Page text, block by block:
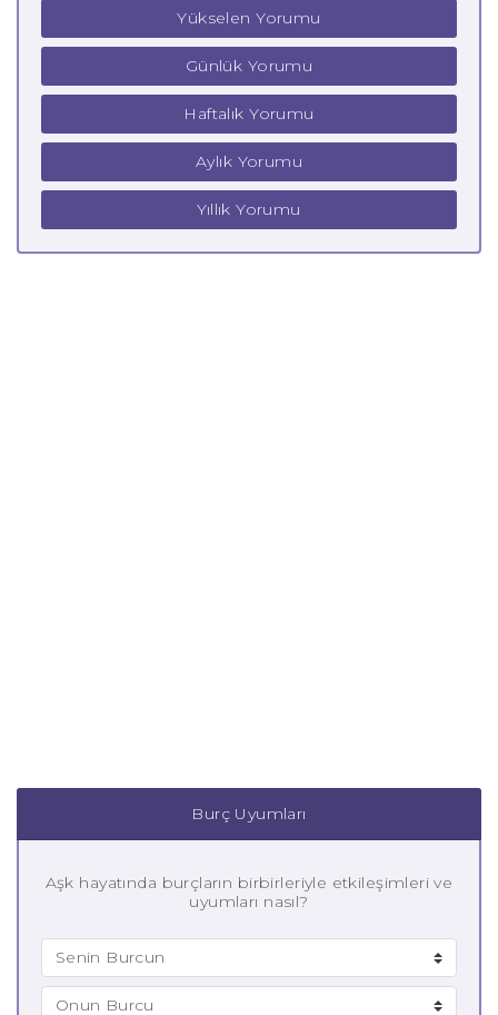
Yükselen Yorumu
Günlük Yorumu
Haftalık Yorumu
Aylık Yorumu
Yıllık Yorumu
Burç Uyumları
Aşk hayatında burçların birbirleriyle etkileşimleri ve
uyumları nasıl?